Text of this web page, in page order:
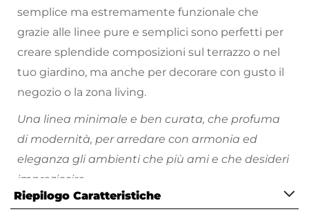
semplice ma estremamente funzionale che
grazie alle linee pure e semplici sono perfetti per
creare splendide composizioni sul terrazzo o nel
tuo giardino, ma anche per decorare con gusto il
negozio o la zona living.
Una linea minimale e ben curata, che profuma
di modernità, per arredare con armonia ed
eleganza gli ambienti che più ami e che desideri
impreziosire.
Scopri tutti i vasi da giardino disponibili e divertiti
Riepilogo Caratteristiche